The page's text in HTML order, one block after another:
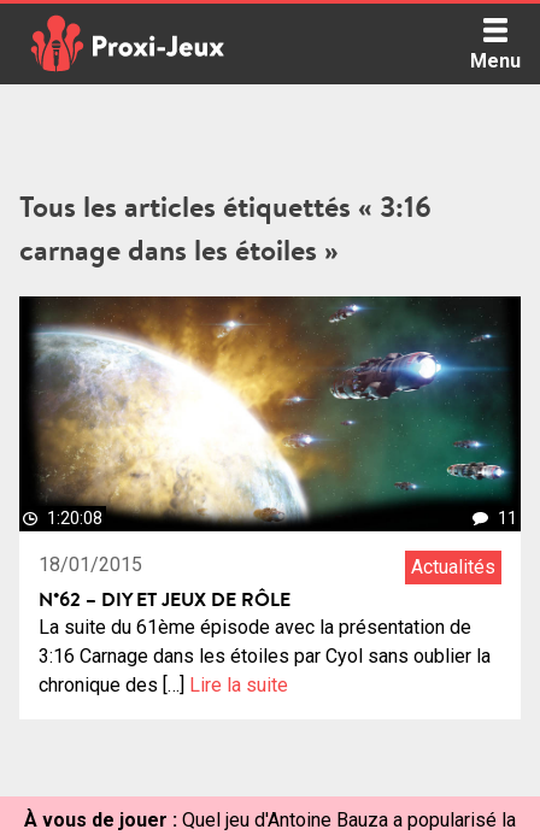
content
Menu
Tous les articles étiquettés « 3:16
carnage dans les étoiles »
1:20:08 11
18/01/2015 Actualités
N°62 – DIY ET JEUX DE RÔLE
La suite du 61ème épisode avec la présentation de
3:16 Carnage dans les étoiles par Cyol sans oublier la
chronique des […] Lire la suite
À vous de jouer : Quel jeu d'Antoine Bauza a popularisé la